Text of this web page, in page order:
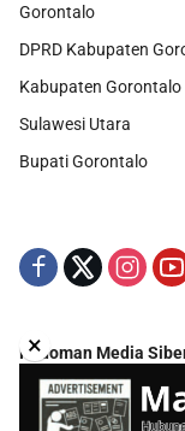
Gorontalo
DPRD Kabupaten
Kabupaten Gorontalo
Sulawesi Utara
Bupati Gorontalo
Pedoman Media
Kontak Kami
Copyright © 2025 -
×